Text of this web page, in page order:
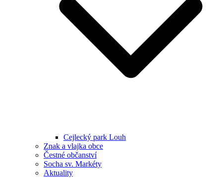
Cejlecký park Louh
Znak a vlajka obce
Čestné občanství
Socha sv. Markéty
Aktuality